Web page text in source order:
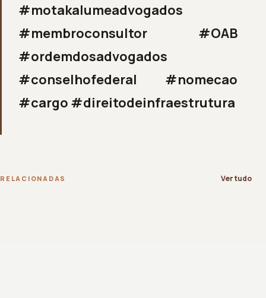
#motakalumeadvogados
#membroconsultor #OAB
#ordemdosadvogados
#conselhofederal #nomecao
#cargo #direitodeinfraestrutura
RELACIONADAS Ver tudo